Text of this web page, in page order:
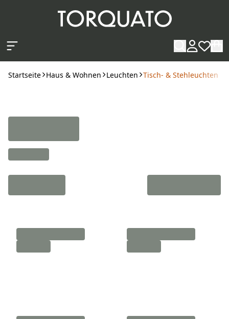
Startseite Haus & Wohnen Leuchten Tisch- & Stehleuchten